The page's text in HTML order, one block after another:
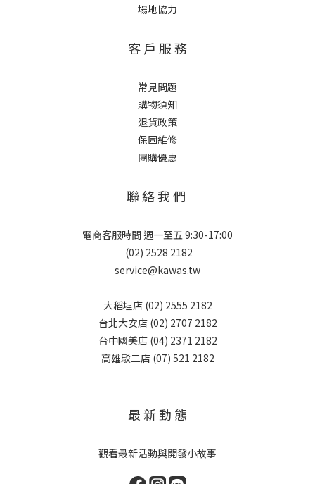
場地協力
客 戶 服 務
常見問題
購物須知
退貨政策
保固維修
團購優惠
聯 絡 我 們
電商客服時間 週一至五 9:30-17:00
(02) 2528 2182
service@kawas.tw
大稻埕店 (02) 2555 2182
台北大安店 (02) 2707 2182
台中國美店 (04) 2371 2182
高雄駁二店 (07) 521 2182
最 新 動 態
觀看最新活動與開發小故事